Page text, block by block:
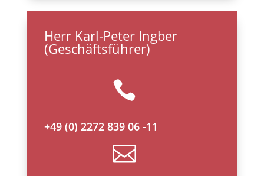
Herr Karl-Peter Ingber
(Geschäftsführer)

+49 (0) 2272 839 06 -11
